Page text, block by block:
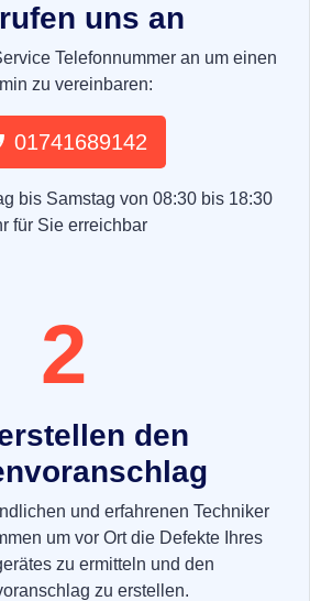
uns an
Telefonnummer an um einen
zu vereinbaren:
01741689142
bis Samstag von 08:30 bis 18:30
für Sie erreichbar
2
den
und erfahrenen Techniker
um vor Ort die Defekte Ihres
zu ermitteln und den
zu erstellen.